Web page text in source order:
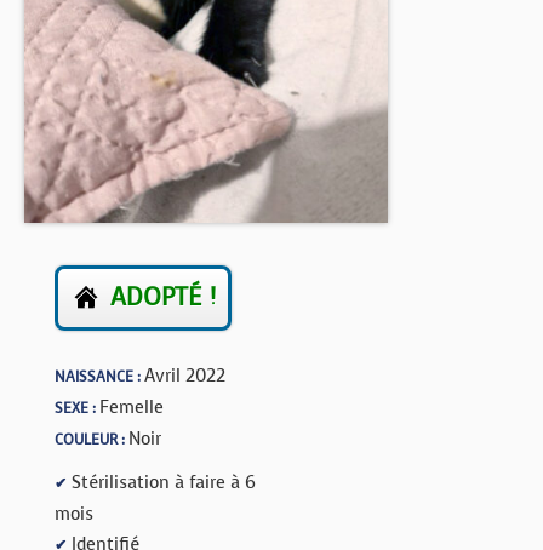
BOUTIQUE
FORUM
ADOPTÉ !
NAISSANCE :Avril 2022
SEXE : Femelle
COULEUR : Noir
✔ Stérilisation à faire à 6
mois
✔ Identifié